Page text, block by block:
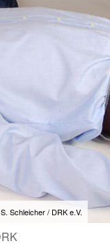
Schleicher / DRK e.V.